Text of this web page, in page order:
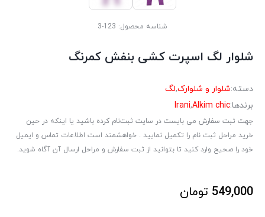
شناسه محصول: 123-3
شلوار لگ اسپرت کشی بنفش کمرنگ
دسته:شلوار و شلوارک,لگ
برندها:Alkim chic
,
Irani
جهت ثبت سفارش می بایست در سایت ثبت‌نام کرده باشید یا اینکه در حین
خرید مراحل ثبت نام را تکمیل نمایید . خواهشمند است اطلاعات تماس و ایمیل
خود را صحیح وارد کنید تا بتوانید از ثبت سفارش و مراحل ارسال آن آگاه شوید.
549,000 تومان